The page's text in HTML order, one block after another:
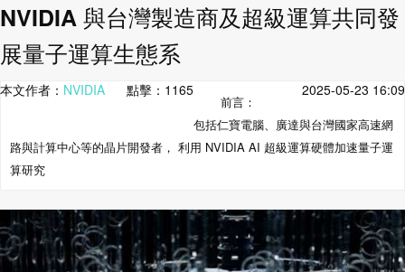
NVIDIA 與台灣製造商及超級運算共同發
展量子運算生態系
本文作者： NVIDIA 點擊： 1165 2025-05-23 16:09
前言：
包括仁寶電腦、廣達與台灣國家高速網
路與計算中心等的晶片開發者， 利用 NVIDIA AI 超級運算硬體加速量子運
算研究